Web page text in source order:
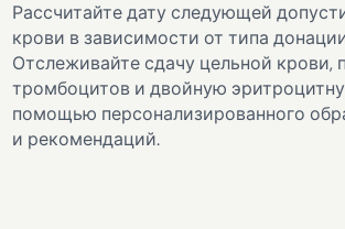
Рассчитайте дату следующей
крови в зависимости от типа
Отслеживайте сдачу цельной крови,
тромбоцитов и двойную
помощью персонализированного
и рекомендаций.